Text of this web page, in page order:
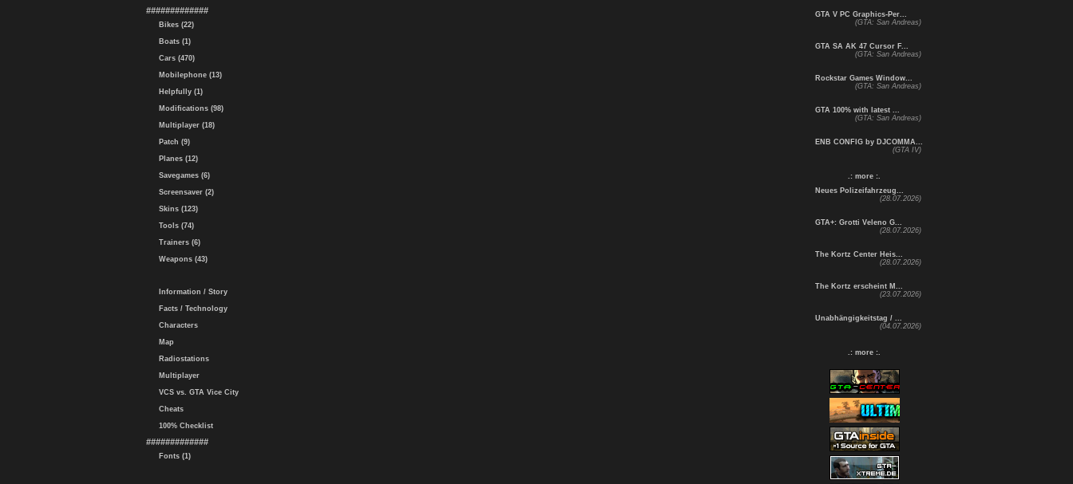
#############
Bikes (22)
Boats (1)
Cars (470)
Mobilephone (13)
Helpfully (1)
Modifications (98)
Multiplayer (18)
Patch (9)
Planes (12)
Savegames (6)
Screensaver (2)
Skins (123)
Tools (74)
Trainers (6)
Weapons (43)
Information / Story
Facts / Technology
Characters
Map
Radiostations
Multiplayer
VCS vs. GTA Vice City
Cheats
100% Checklist
#############
Fonts (1)
GTA V PC Graphics-Per...
(GTA: San Andreas)
GTA SA AK 47 Cursor F...
(GTA: San Andreas)
Rockstar Games Window...
(GTA: San Andreas)
GTA 100% with latest ...
(GTA: San Andreas)
ENB CONFIG by DJCOMMA...
(GTA IV)
.: more :.
Neues Polizeifahrzeug...
(28.07.2026)
GTA+: Grotti Veleno G...
(28.07.2026)
The Kortz Center Heis...
(28.07.2026)
The Kortz erscheint M...
(23.07.2026)
Unabhängigkeitstag / ...
(04.07.2026)
.: more :.